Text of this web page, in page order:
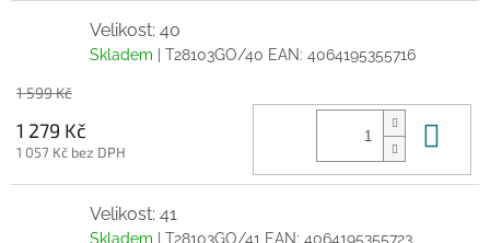
Velikost: 40
Skladem | T28103GO/40 EAN: 4064195355716
1 599 Kč
1 279 Kč
1 057 Kč bez DPH
Velikost: 41
Skladem | T28103GO/41 EAN: 4064195355723